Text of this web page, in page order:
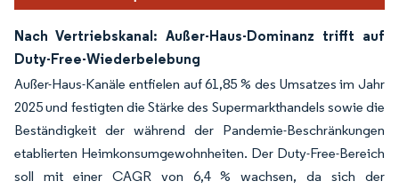
Nach Vertriebskanal: Außer-Haus-Dominanz trifft auf
Duty-Free-Wiederbelebung
Außer-Haus-Kanäle entfielen auf 61,85 % des Umsatzes im Jahr
2025 und festigten die Stärke des Supermarkthandels sowie die
Beständigkeit der während der Pandemie-Beschränkungen
etablierten Heimkonsumgewohnheiten. Der Duty-Free-Bereich
soll mit einer CAGR von 6,4 % wachsen, da sich der